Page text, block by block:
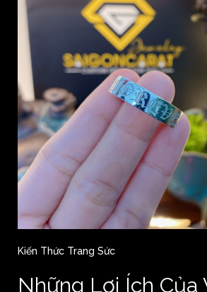
Kiến Thức Trang Sức
Những Lợi Ích Của